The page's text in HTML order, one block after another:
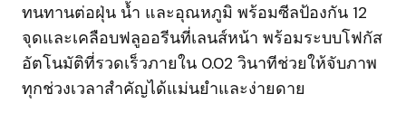
ทนทานต่อฝุ่น น้ำ และอุณหภูมิ พร้อมซีลป้องกัน 12
จุดและเคลือบฟลูออรีนที่เลนส์หน้า พร้อมระบบโฟกัส
อัตโนมัติที่รวดเร็วภายใน 0.02 วินาทีช่วยให้จับภาพ
ทุกช่วงเวลาสำคัญได้แม่นยำและง่ายดาย